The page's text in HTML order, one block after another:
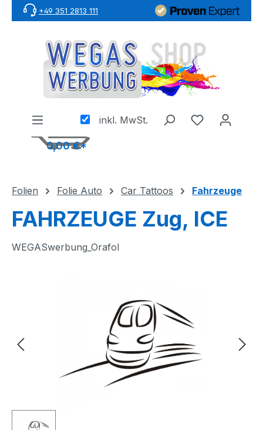
Zum Hauptinhalt springen
+49 351 2813 111
inkl. MwSt.
0,00 €*
Folien Folie Auto Car Tattoos Fahrzeuge
FAHRZEUGE Zug, ICE
WEGASwerbung_Orafol